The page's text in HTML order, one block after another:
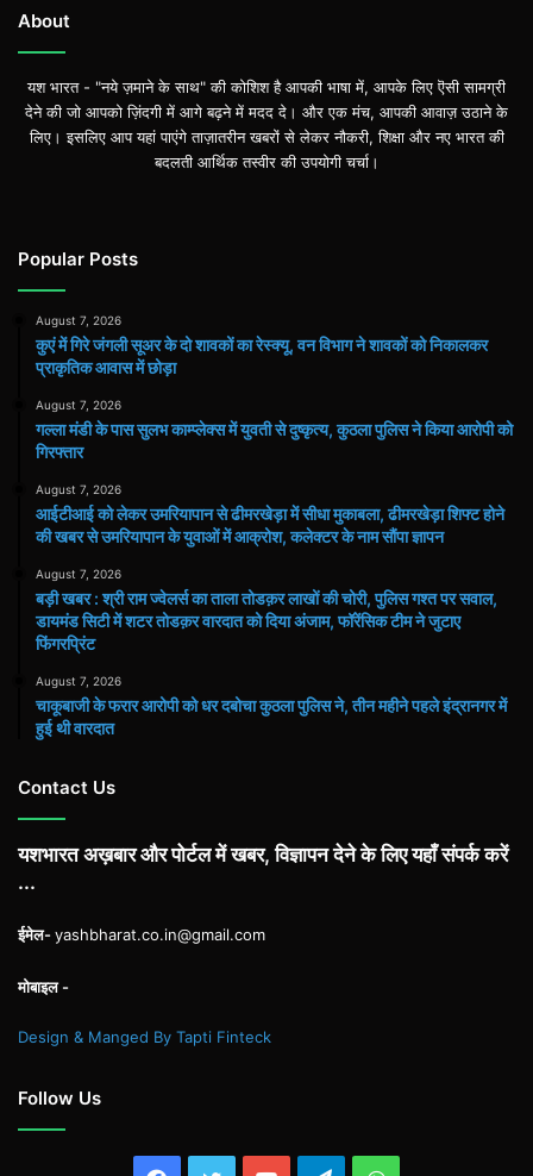
About
यश भारत - "नये ज़माने के साथ" की कोशिश है आपकी भाषा में, आपके लिए ऎसी सामग्री
देने की जो आपको ज़िंदगी में आगे बढ़ने में मदद दे। और एक मंच, आपकी आवाज़ उठाने के
लिए। इसलिए आप यहां पाएंगे ताज़ातरीन खबरों से लेकर नौकरी, शिक्षा और नए भारत की
बदलती आर्थिक तस्वीर की उपयोगी चर्चा।
Popular Posts
August 7, 2026
कुएं में गिरे जंगली सूअर के दो शावकों का रेस्क्यू, वन विभाग ने शावकों को निकालकर
प्राकृतिक आवास में छोड़ा
August 7, 2026
गल्ला मंडी के पास सुलभ काम्प्लेक्स में युवती से दुष्कृत्य, कुठला पुलिस ने किया आरोपी को
गिरफ्तार
August 7, 2026
आईटीआई को लेकर उमरियापान से ढीमरखेड़ा में सीधा मुकाबला, ढीमरखेड़ा शिफ्ट होने
की खबर से उमरियापान के युवाओं में आक्रोश, कलेक्टर के नाम सौंपा ज्ञापन
August 7, 2026
बड़ी खबर : श्री राम ज्वेलर्स का ताला तोडक़र लाखों की चोरी, पुलिस गश्त पर सवाल,
डायमंड सिटी में शटर तोडक़र वारदात को दिया अंजाम, फॉरेंसिक टीम ने जुटाए
फिंगरप्रिंट
August 7, 2026
चाकूबाजी के फरार आरोपी को धर दबोचा कुठला पुलिस ने, तीन महीने पहले इंद्रानगर में
हुई थी वारदात
Contact Us
यशभारत अख़बार और पोर्टल में खबर, विज्ञापन देने के लिए यहाँ संपर्क करें
...
ईमेल-yashbharat.co.in@gmail.com
मोबाइल -
Design & Manged By Tapti Finteck
Follow Us